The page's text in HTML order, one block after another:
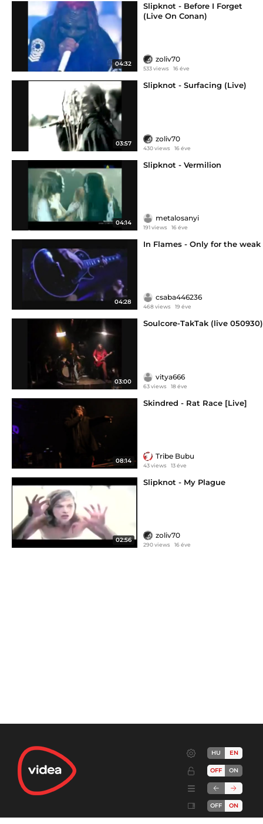
04:32
Slipknot - Before I Forget
(Live On Conan)
zoliv70
533 views 16 éve
03:57
Slipknot - Surfacing (Live)
zoliv70
430 views 16 éve
04:14
Slipknot - Vermilion
metalosanyi
191 views 16 éve
04:28
In Flames - Only for the weak
csaba446236
468 views 19 éve
03:00
Soulcore-TakTak (live 050930)
vitya666
63 views 18 éve
08:14
Skindred - Rat Race [Live]
Tribe Bubu
43 views 13 éve
02:56
Slipknot - My Plague
zoliv70
290 views 16 éve
HU EN
OFF ON
OFF ON